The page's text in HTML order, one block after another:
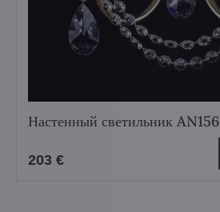
Настенный светильник AN156
203 €